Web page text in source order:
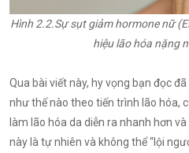
Hình 2.2.Sự sụt giảm hormone nữ
hiệu lão hóa nặng
Qua bài viết này, hy vọng bạn đọc
như thế nào theo tiến trình lão hóa,
làm lão hóa da diễn ra nhanh hơn
này là tự nhiên và không thể “lội